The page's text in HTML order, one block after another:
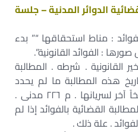
رقم ١١٣١٧ لسنة ٨٧ قضائية الدوائر المدنية – جلسة
: مناط استحقاقها “” بدء
: الفوائد القانونية”.
القانونية . شرطه . المطالبة
هذه المطالبة ما لم يحدد
الاتفاق أو العرف التجارى تاريخاً آخر لسريانها . م ٢٢٦ مدنى .
القضائية بالفوائد إذا لم
. علة ذلك .